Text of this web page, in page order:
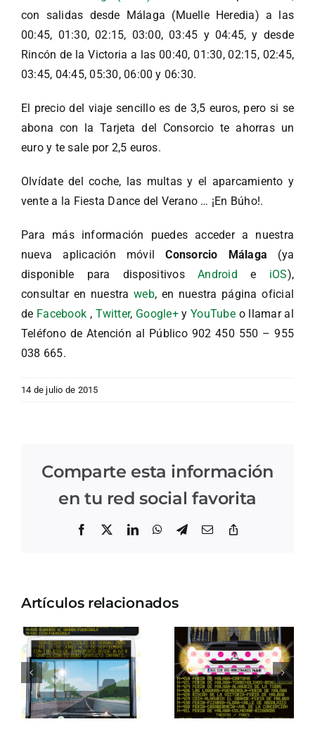
con salidas desde Málaga (Muelle Heredia) a las
00:45, 01:30, 02:15, 03:00, 03:45 y 04:45, y desde
Rincón de la Victoria a las 00:40, 01:30, 02:15, 02:45,
03:45, 04:45, 05:30, 06:00 y 06:30.
El precio del viaje sencillo es de 3,5 euros, pero si se
abona con la Tarjeta del Consorcio te ahorras un
euro y te sale por 2,5 euros.
Olvídate del coche, las multas y el aparcamiento y
vente a la Fiesta Dance del Verano … ¡En Búho!.
Para más información puedes acceder a nuestra
nueva aplicación móvilConsorcio Málaga (ya
disponible para dispositivosAndroid e iOS),
consultar en nuestraweb, en nuestra página oficial
de Facebook , Twitter, Google+yYouTubeo llamar al
Teléfono de Atención al Público 902 450 550 – 955
038 665.
14 de julio de 2015
Comparte esta información
en tu red social favorita
Facebook LinkedInWhatsApp
Telegram
Correo
Artículos relacionados